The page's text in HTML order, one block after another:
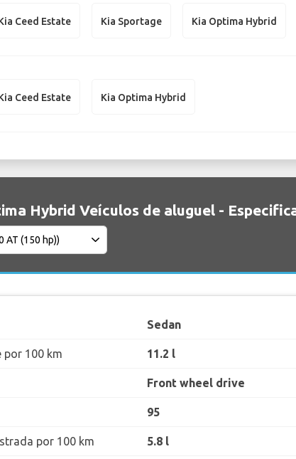
Ceed Estate Kia Sportage Kia Optima Hybrid
Ceed Estate Kia Optima Hybrid
Hybrid Veículos de aluguel -
Sedan
por 100 km 11.2 l
Front wheel drive
95
por 100 km 5.8 l